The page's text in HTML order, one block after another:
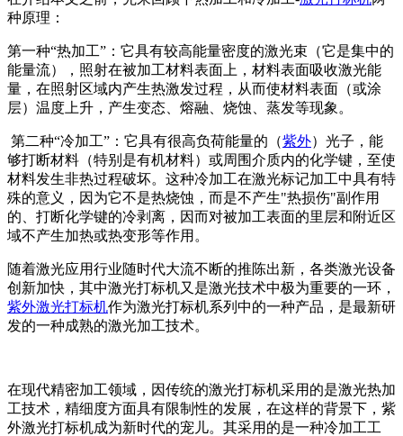
种原理：
第一种“热加工”：它具有较高能量密度的激光束（它是集中的
能量流），照射在被加工材料表面上，材料表面吸收激光能
量，在照射区域内产生热激发过程，从而使材料表面（或涂
层）温度上升，产生变态、熔融、烧蚀、蒸发等现象。
第二种“冷加工”：它具有很高负荷能量的（紫外）光子，能
够打断材料（特别是有机材料）或周围介质内的化学键，至使
材料发生非热过程破坏。这种冷加工在激光标记加工中具有特
殊的意义，因为它不是热烧蚀，而是不产生"热损伤"副作用
的、打断化学键的冷剥离，因而对被加工表面的里层和附近区
域不产生加热或热变形等作用。
随着激光应用行业随时代大流不断的推陈出新，各类激光设备
创新加快，其中激光打标机又是激光技术中极为重要的一环，
紫外激光打标机作为激光打标机系列中的一种产品，是最新研
发的一种成熟的激光加工技术。
在现代精密加工领域，因传统的激光打标机采用的是激光热加
工技术，精细度方面具有限制性的发展，在这样的背景下，紫
外激光打标机成为新时代的宠儿。其采用的是一种冷加工工